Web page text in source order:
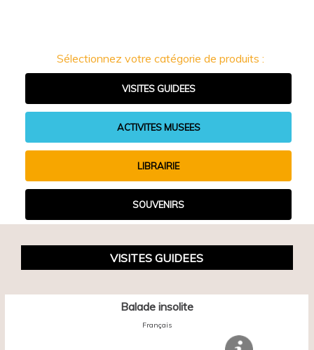
Sélectionnez votre catégorie de produits :
VISITES GUIDEES
ACTIVITES MUSEES
LIBRAIRIE
SOUVENIRS
VISITES GUIDEES
Balade insolite
Français